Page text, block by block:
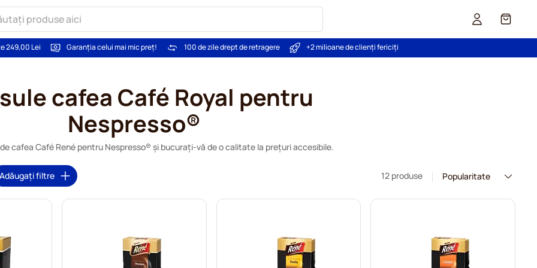
Coș
249,00 Lei Garanția celui mai mic preț! 100 de zile drept de retragere +2 milioane de clienți fericiți
cafea Café Royal pentru
Nespresso®
cafea Café René pentru Nespresso® și bucurați-vă de o calitate la prețuri accesibile.
Adăugați filtre 12 produse